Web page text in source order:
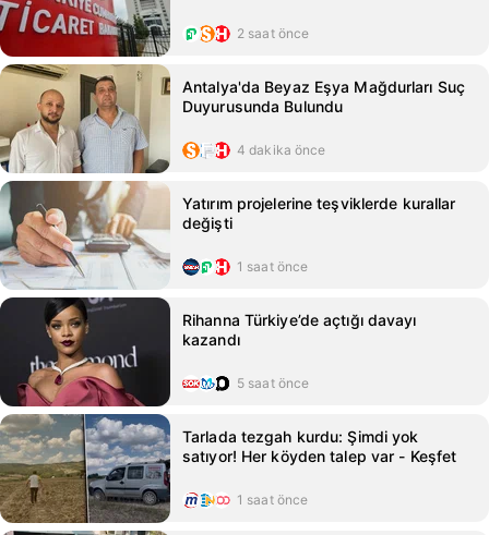
2 saat önce
Antalya'da Beyaz Eşya Mağdurları Suç
Duyurusunda Bulundu
4 dakika önce
Yatırım projelerine teşviklerde kurallar
değişti
1 saat önce
Rihanna Türkiye’de açtığı davayı
kazandı
5 saat önce
Tarlada tezgah kurdu: Şimdi yok
satıyor! Her köyden talep var - Keşfet
1 saat önce